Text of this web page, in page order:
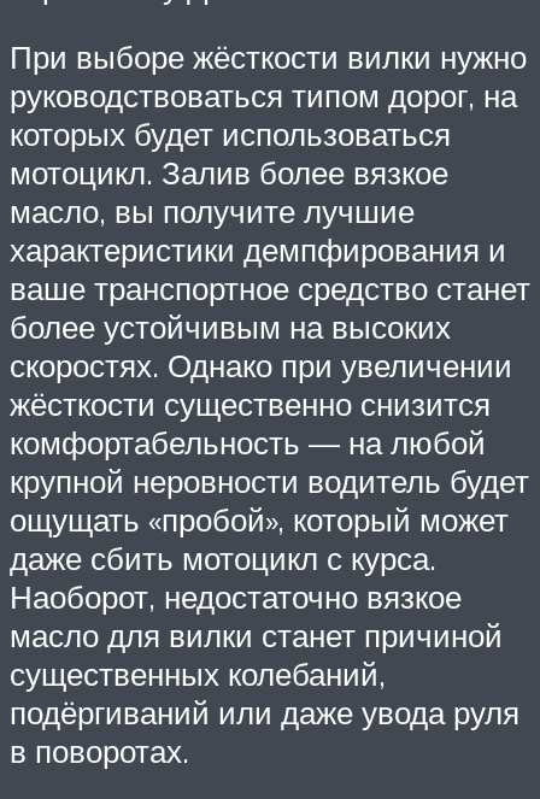
При выборе жёсткости вилки нужно
руководствоваться типом дорог, на
которых будет использоваться
мотоцикл. Залив более вязкое
масло, вы получите лучшие
характеристики демпфирования и
ваше транспортное средство станет
более устойчивым на высоких
скоростях. Однако при увеличении
жёсткости существенно снизится
комфортабельность — на любой
крупной неровности водитель будет
ощущать «пробой», который может
даже сбить мотоцикл с курса.
Наоборот, недостаточно вязкое
масло для вилки станет причиной
существенных колебаний,
подёргиваний или даже увода руля
в поворотах.